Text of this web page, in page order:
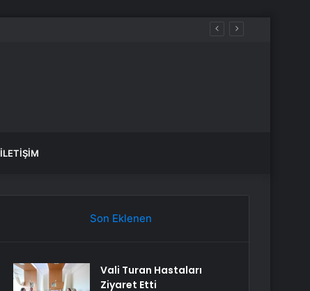
İLETIŞIM
Son Eklenen
Vali Turan Hastaları
Ziyaret Etti